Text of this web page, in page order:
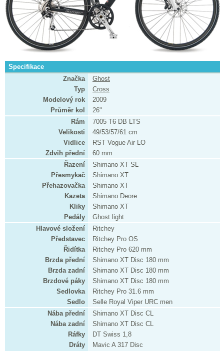
Specifikace
Značka
Ghost
Typ
Cross
Modelový rok
2009
Průměr kol
26"
Rám
7005 T6 DB LTS
Velikosti
49/53/57/61 cm
Vidlice
RST Vogue Air LO
Zdvih přední
60 mm
Řazení
Shimano XT SL
Přesmykač
Shimano XT
Přehazovačka
Shimano XT
Kazeta
Shimano Deore
Kliky
Shimano XT
Pedály
Ghost light
Hlavové složení
Ritchey
Představec
Ritchey Pro OS
Řidítka
Ritchey Pro 620 mm
Brzda přední
Shimano XT Disc 180 mm
Brzda zadní
Shimano XT Disc 180 mm
Brzdové páky
Shimano XT Disc 180 mm
Sedlovka
Ritchey Pro 31.6 mm
Sedlo
Selle Royal Viper URC men
Nába přední
Shimano XT Disc CL
Nába zadní
Shimano XT Disc CL
Ráfky
DT Swiss 1,8
Dráty
Mavic A 317 Disc